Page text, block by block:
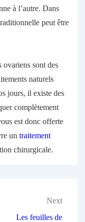
à l’autre. Dans
peut être
ovariens sont des
naturels
jours, il existe des
complètement
est donc offerte
un traitement
chirurgicale.
Next
Les feuilles de